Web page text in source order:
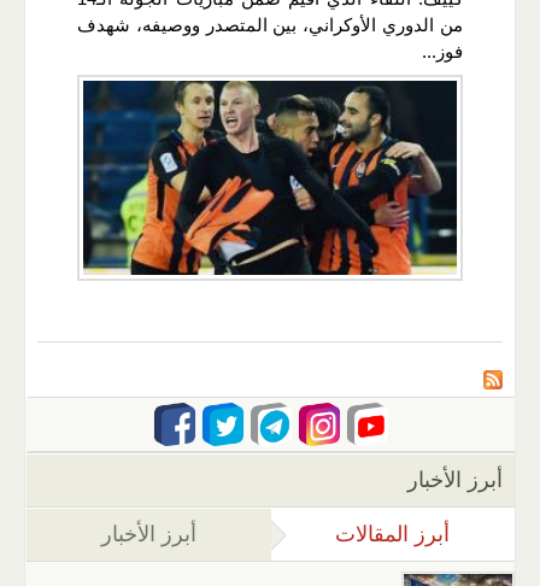
من الدوري الأوكراني، بين المتصدر ووصيفه، شهدف
فوز...
أبرز الأخبار
أبرز المقالات (علامة التبويب النشطة)
أبرز الأخبار